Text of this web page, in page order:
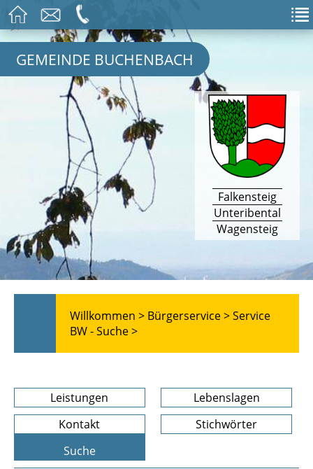
GEMEINDE BUCHENBACH
Falkensteig
Unteribental
Wagensteig
Willkommen > Bürgerservice >Service
BW - Suche >
Leistungen
Lebenslagen
Kontakt
Stichwörter
Suche